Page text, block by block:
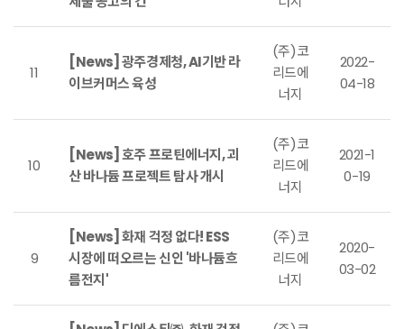
11
[News] 광주경제청, AI기반 라
이브커머스 육성
(주)코
리드에
너지
2022-
04-18
10
[News] 호주 프로틴에너지, 괴
산 바나듐 프로젝트 탐사 개시
(주)코
리드에
너지
2021-1
0-19
9
[News] 화재 걱정 없다! ESS
시장에 떠오르는 신인 '바나듐흐
름전지'
(주)코
리드에
너지
2020-
03-02